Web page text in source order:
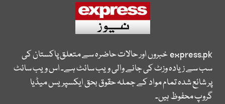
express.pkخبروں اور حالات حاضرہ سے متعلق پاکستان کی
سب سے زیادہ وزٹ کی جانے والی ویب سائٹ ہے۔ اس ویب سائٹ
پر شائع شدہ تمام مواد کے جملہ حقوق بحق ایکسپریس میڈیا
گروپ محفوظ ہیں۔